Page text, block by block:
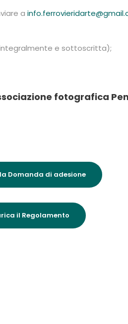
a
e sottoscritta);
fotografica
Domanda di adesione
il Regolamento